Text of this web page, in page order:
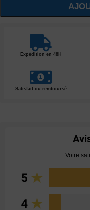
Expédition en 48H
Satisfait ou remboursé
Votre